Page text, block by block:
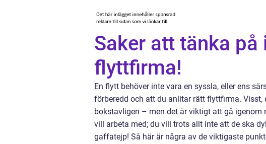
Saker att tänka på
flyttfirma!
En flytt behöver inte vara en syssla, eller ens
förberedd och att du anlitar rätt flyttfirma.
bokstavligen – men det är viktigt att gå igenom
vill arbeta med; du vill trots allt inte att de ska
gaffatejp! Så här är några av de viktigaste